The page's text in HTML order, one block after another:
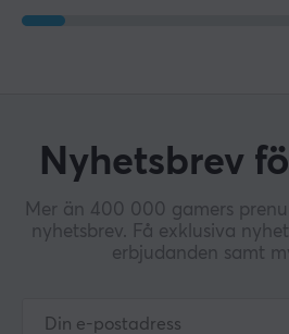
Nyhetsbrev
Mer än 400 000 gamers
nyhetsbrev. Få exklusiva
erbjudanden samt